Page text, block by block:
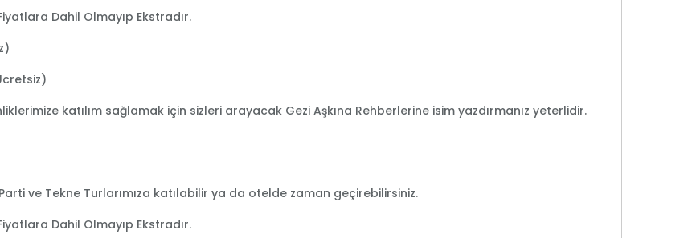
Dahil Olmayıp Ekstradır.
katılım sağlamak için sizleri arayacak Gezi Aşkına Rehberlerine isim yazdırmanız yeterlidir.
ve Tekne Turlarımıza katılabilir ya da otelde zaman geçirebilirsiniz.
Dahil Olmayıp Ekstradır.